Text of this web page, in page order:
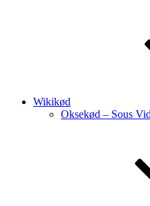
Wikikød
Oksekød – Sous